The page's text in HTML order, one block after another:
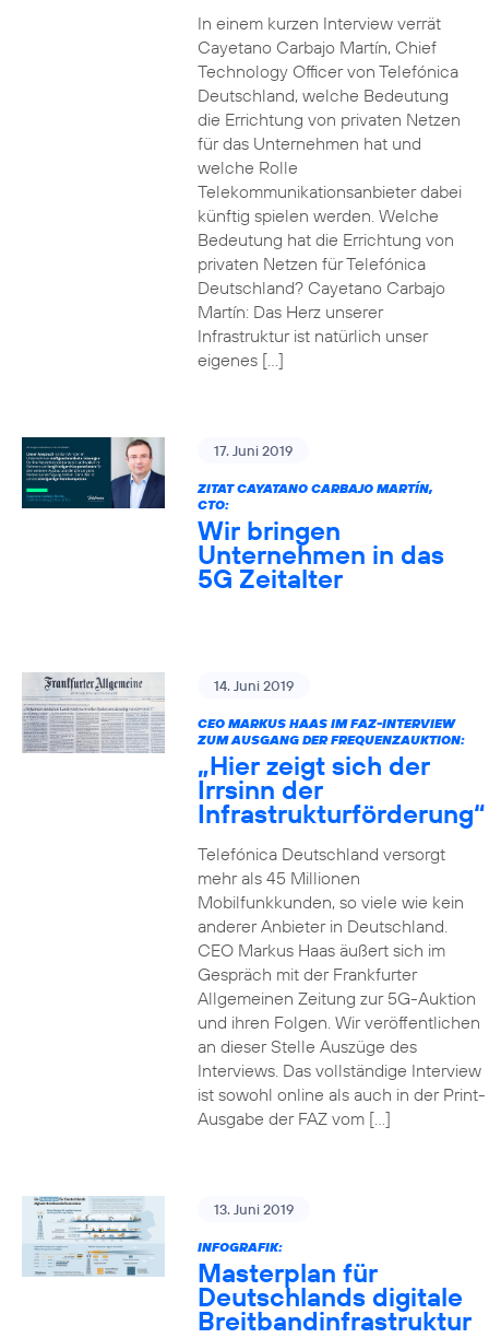
In einem kurzen Interview verrät
Cayetano Carbajo Martín, Chief
Technology Officer von Telefónica
Deutschland, welche Bedeutung
die Errichtung von privaten Netzen
für das Unternehmen hat und
welche Rolle
Telekommunikationsanbieter dabei
künftig spielen werden. Welche
Bedeutung hat die Errichtung von
privaten Netzen für Telefónica
Deutschland? Cayetano Carbajo
Martín: Das Herz unserer
Infrastruktur ist natürlich unser
eigenes […]
17. Juni 2019
ZITAT CAYATANO CARBAJO MARTÍN,
CTO:
Wir bringen
Unternehmen in das
5G Zeitalter
14. Juni 2019
CEO MARKUS HAAS IM FAZ-INTERVIEW
ZUM AUSGANG DER FREQUENZAUKTION:
„Hier zeigt sich der
Irrsinn der
Infrastrukturförderung“
Telefónica Deutschland versorgt
mehr als 45 Millionen
Mobilfunkkunden, so viele wie kein
anderer Anbieter in Deutschland.
CEO Markus Haas äußert sich im
Gespräch mit der Frankfurter
Allgemeinen Zeitung zur 5G-Auktion
und ihren Folgen. Wir veröffentlichen
an dieser Stelle Auszüge des
Interviews. Das vollständige Interview
ist sowohl online als auch in der Print-
Ausgabe der FAZ vom […]
13. Juni 2019
INFOGRAFIK:
Masterplan für
Deutschlands digitale
Breitbandinfrastruktur